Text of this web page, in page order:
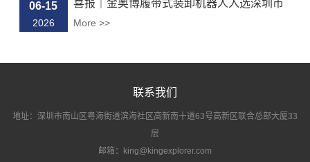
06-15
2026
喜报｜金奥博履带式装卸机器人入选深圳市
More >>
联系我们
地址：深圳市南山区粤海街道滨海社区高新南十道63号高新区联合总部大厦33
层
邮箱：king@kingexplorer.com